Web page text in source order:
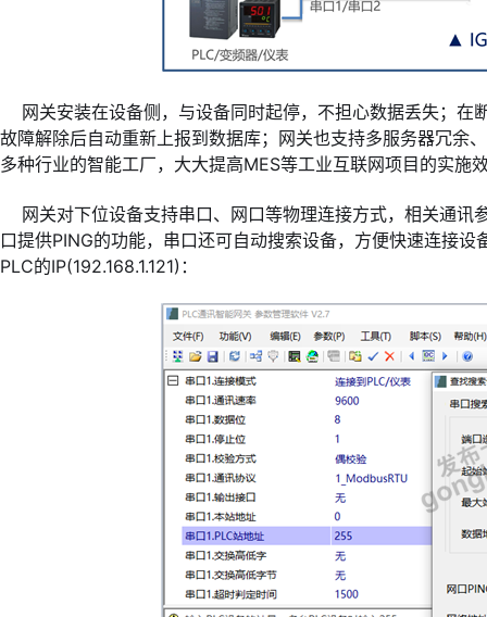
网关安装在设备侧，与设备同时起停，不担心数据丢失；在
故障解除后自动重新上报到数据库；网关也支持多服务器冗余
多种行业的智能工厂，大大提高MES等工业互联网项目的实施
网关对下位设备支持串口、网口等物理连接方式，相关通讯
口提供PING的功能，串口还可自动搜索设备，方便快速连接
PLC的IP(192.168.1.121)：